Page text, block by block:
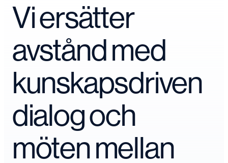
Vi ersätter
avstånd med
kunskapsdriven
dialog och
möten mellan